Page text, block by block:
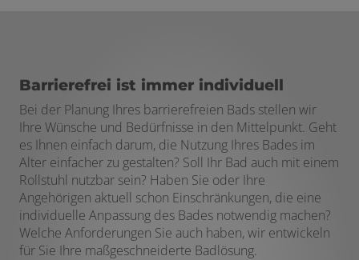
Barrierefrei ist immer individuell
Bei der Planung Ihres barrierefreien Bads stellen wir
Ihre Wünsche und Bedürfnisse in den Mittelpunkt. Geht
es Ihnen einfach darum, die Nutzung Ihres Bades im
Alter einfacher zu gestalten? Soll Ihr Bad auch mit einem
Rollstuhl nutzbar sein? Haben Sie oder Ihre
Angehörigen aktuell schon Einschränkungen, die eine
individuelle Anpassung des Bades notwendig machen?
Welche Anforderungen Sie auch haben, wir entwickeln
für Sie Ihre maßgeschneiderte Badlösung.